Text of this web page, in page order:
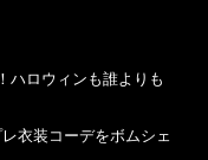
ハロウィンも誰よりも
衣装コーデをボムシェ